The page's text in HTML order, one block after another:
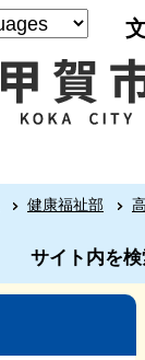
健康福祉部
サイト内を